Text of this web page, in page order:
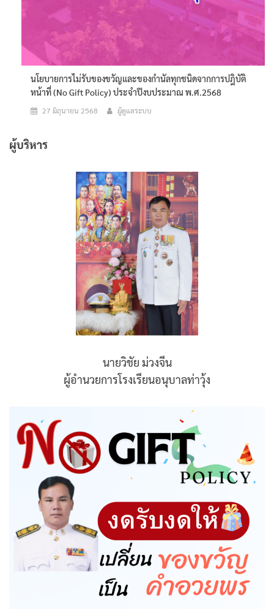
นโยบายการไม่รับของขวัญและของกำนัลทุกชนิดจากการปฎิบัติ
หน้าที่ (No Gift Policy) ประจำปีงบประมาณ พ.ศ.2568
27 มิถุนายน 2568 ผู้ดูแลระบบ
ผู้บริหาร
นายวิชัย ม่วงจีน
ผู้อำนวยการโรงเรียนอนุบาลท่าวุ้ง